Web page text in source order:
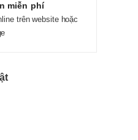
miễn phí
trên website hoặc